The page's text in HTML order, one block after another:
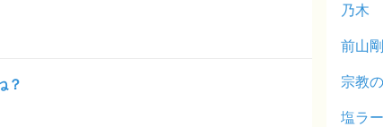
？
乃木
前山
宗教
塩ラ